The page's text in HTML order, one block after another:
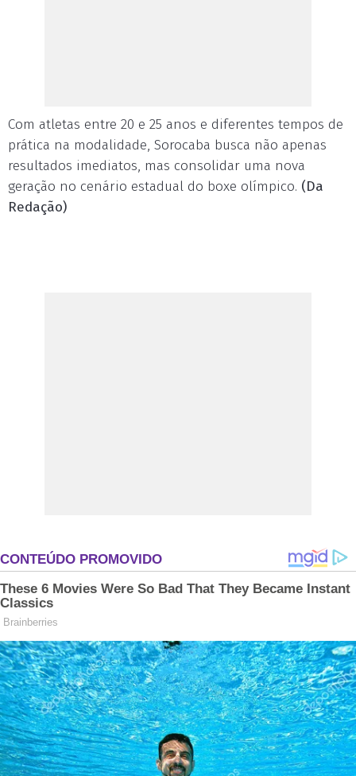
Com atletas entre 20 e 25 anos e diferentes tempos de
prática na modalidade, Sorocaba busca não apenas
resultados imediatos, mas consolidar uma nova
geração no cenário estadual do boxe olímpico. (Da
Redação)